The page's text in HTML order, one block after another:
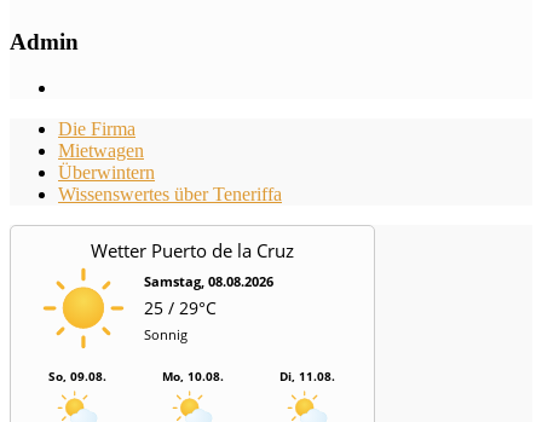
Admin
Die Firma
Mietwagen
Überwintern
Wissenswertes über Teneriffa
Wetter Puerto de la Cruz
Samstag, 08.08.2026
25 / 29°C
Sonnig
So, 09.08. Mo, 10.08. Di, 11.08.